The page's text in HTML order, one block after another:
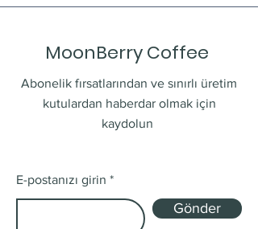
MoonBerry Coffee
Abonelik fırsatlarından ve sınırlı üretim
kutulardan haberdar olmak için
kaydolun
E-postanızı girin
Gönder